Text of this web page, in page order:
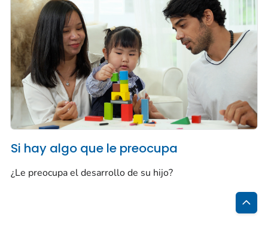
Si hay algo que le preocupa
¿Le preocupa el desarrollo de su hijo?